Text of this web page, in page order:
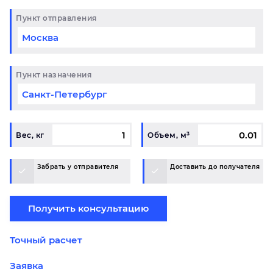
Пункт отправления
Пункт назначения
Вес, кг Объем, м³
Забрать у отправителя Доставить до получателя
Получить консультацию
Точный расчет
Заявка